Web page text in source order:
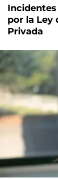
por la Ley
Privada